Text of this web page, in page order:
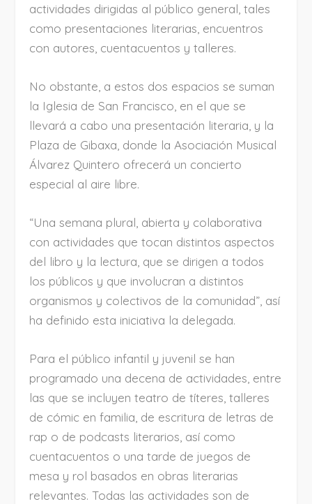
actividades dirigidas al público general, tales
como presentaciones literarias, encuentros
con autores, cuentacuentos y talleres.
No obstante, a estos dos espacios se suman
la Iglesia de San Francisco, en el que se
llevará a cabo una presentación literaria, y la
Plaza de Gibaxa, donde la Asociación Musical
Álvarez Quintero ofrecerá un concierto
especial al aire libre.
“Una semana plural, abierta y colaborativa
con actividades que tocan distintos aspectos
del libro y la lectura, que se dirigen a todos
los públicos y que involucran a distintos
organismos y colectivos de la comunidad”, así
ha definido esta iniciativa la delegada.
Para el público infantil y juvenil se han
programado una decena de actividades, entre
las que se incluyen teatro de títeres, talleres
de cómic en familia, de escritura de letras de
rap o de podcasts literarios, así como
cuentacuentos o una tarde de juegos de
mesa y rol basados en obras literarias
relevantes. Todas las actividades son de